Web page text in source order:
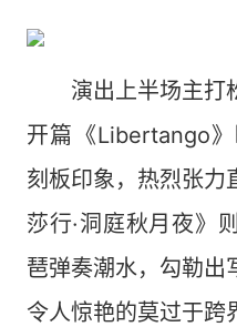
演出上半场主打松
开篇《Libertango
刻板印象，热烈张力
莎行·洞庭秋月夜》
琶弹奏潮水，勾勒出
令人惊艳的莫过于跨